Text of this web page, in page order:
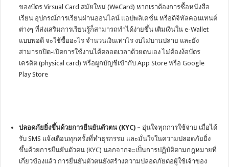
ของบัตร Virsual Card สมัยใหม่ (WeCard) หากเราต้องการซื้อหนังสือ
เรียน อุปกรณ์การเรียนผ่านออนไลน์ แอปพลิเคชั่น หรือดิจิทัลคอนเทนต์
ต่างๆ ที่ส่งเสริมการเรียนรู้ก็สามารถทำได้ง่ายขึ้น เติมเงินใน e-Wallet
แบบพอดี จะใช้ซื้ออะไร จำนวนเงินเท่าไร งบไม่บานปลาย และยัง
สามารถปิด-เปิดการใช้งานได้ตลอดเวลาด้วยตนเอง ไม่ต้องง้อบัตร
เครดิต (physical card) หรือผูกบัญชีเข้ากับ App Store หรือ Google
Play Store
ปลอดภัยยิ่งขึ้นด้วยการยืนยันตัวตน (KYC) – อุ่นใจทุกการใช้จ่าย เมื่อได้
รับ SMS แจ้งเตือนทุกครั้งที่ทำธุรกรรม และมั่นใจในความปลอดภัยยิ่ง
ขึ้นด้วยการยืนยันตัวตน (KYC) นอกจากจะเป็นการปฏิบัติตามกฎหมายที่
เกี่ยวข้องแล้ว การยืนยันตัวตนยังสร้างความปลอดภัยต่อผู้ใช้เจ้าของ